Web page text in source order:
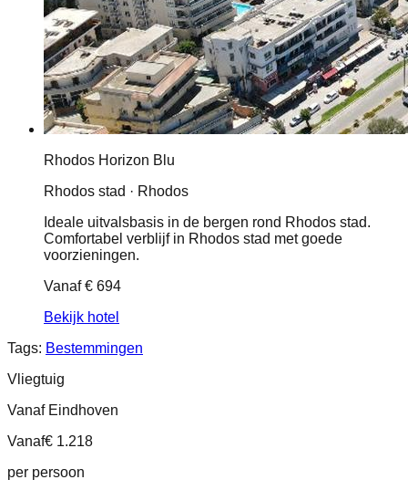
Rhodos Horizon Blu
Rhodos stad · Rhodos
Ideale uitvalsbasis in de bergen rond Rhodos stad.
Comfortabel verblijf in Rhodos stad met goede
voorzieningen.
Vanaf€ 694
Bekijk hotel
Tags: Bestemmingen
Vliegtuig
Vanaf Eindhoven
Vanaf€ 1.218
per persoon